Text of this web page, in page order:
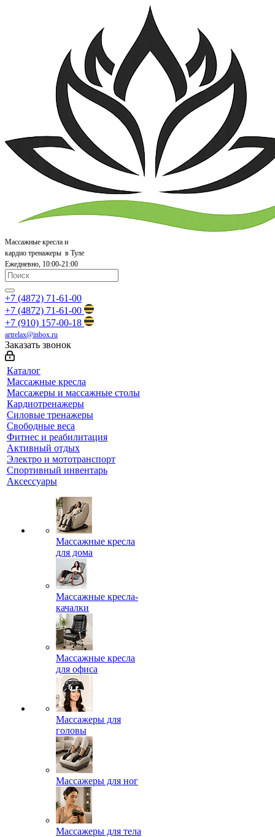
Массажные кресла и
кардио тренажеры в Туле
Ежедневно, 10:00-21:00
+7 (4872) 71-61-00
+7 (4872) 71-61-00
+7 (910) 157-00-18
artrelax@inbox.ru
Заказать звонок
Каталог
Массажные кресла
Массажеры и массажные столы
Кардиотренажеры
Силовые тренажеры
Свободные веса
Фитнес и реабилитация
Активный отдых
Электро и мототранспорт
Спортивный инвентарь
Аксессуары
Массажные кресла
для дома
Массажные кресла-
качалки
Массажные кресла
для офиса
Массажеры для
головы
Массажеры для ног
Массажеры для тела